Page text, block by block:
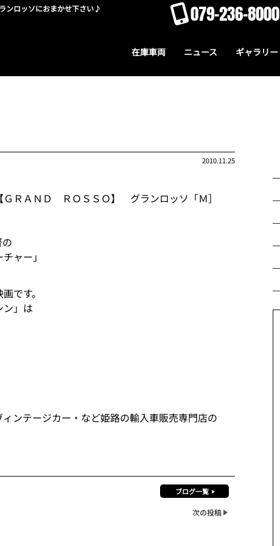
ンロッソにおまかせ下さい♪
079-236-8000
在庫車両 ニュース ギャラリー
2010.11.25
ＲＡＮＤ ＲＯＳＳＯ】 グランロッソ「Ｍ］
ャー」
です。
ン」は
ンテージカー・など姫路の輸入車販売専門店の
ブログ一覧
次の投稿